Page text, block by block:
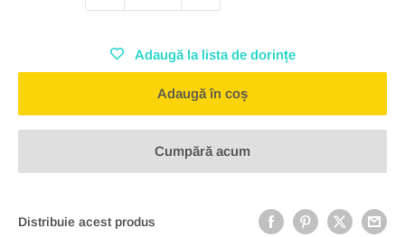
Adaugă la lista de dorințe
Adaugă în coș
Cumpără acum
Distribuie acest produs